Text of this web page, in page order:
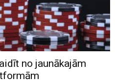
no jaunākajām